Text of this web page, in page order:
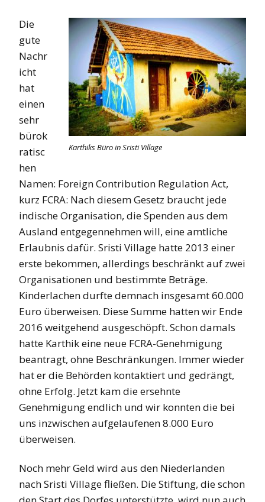
Karthiks Büro in Sristi Village
Die
gute
Nachr
icht
hat
einen
sehr
bürok
ratisc
hen
Namen: Foreign Contribution Regulation Act,
kurz FCRA: Nach diesem Gesetz braucht jede
indische Organisation, die Spenden aus dem
Ausland entgegennehmen will, eine amtliche
Erlaubnis dafür. Sristi Village hatte 2013 einer
erste bekommen, allerdings beschränkt auf zwei
Organisationen und bestimmte Beträge.
Kinderlachen durfte demnach insgesamt 60.000
Euro überweisen. Diese Summe hatten wir Ende
2016 weitgehend ausgeschöpft. Schon damals
hatte Karthik eine neue FCRA-Genehmigung
beantragt, ohne Beschränkungen. Immer wieder
hat er die Behörden kontaktiert und gedrängt,
ohne Erfolg. Jetzt kam die ersehnte
Genehmigung endlich und wir konnten die bei
uns inzwischen aufgelaufenen 8.000 Euro
überweisen.
Noch mehr Geld wird aus den Niederlanden
nach Sristi Village fließen. Die Stiftung, die schon